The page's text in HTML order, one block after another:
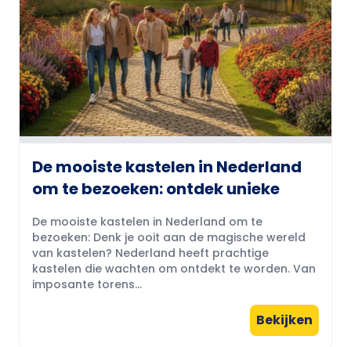
De mooiste kastelen in Nederland
om te bezoeken: ontdek unieke
De mooiste kastelen in Nederland om te
bezoeken: Denk je ooit aan de magische wereld
van kastelen? Nederland heeft prachtige
kastelen die wachten om ontdekt te worden. Van
imposante torens...
Bekijken